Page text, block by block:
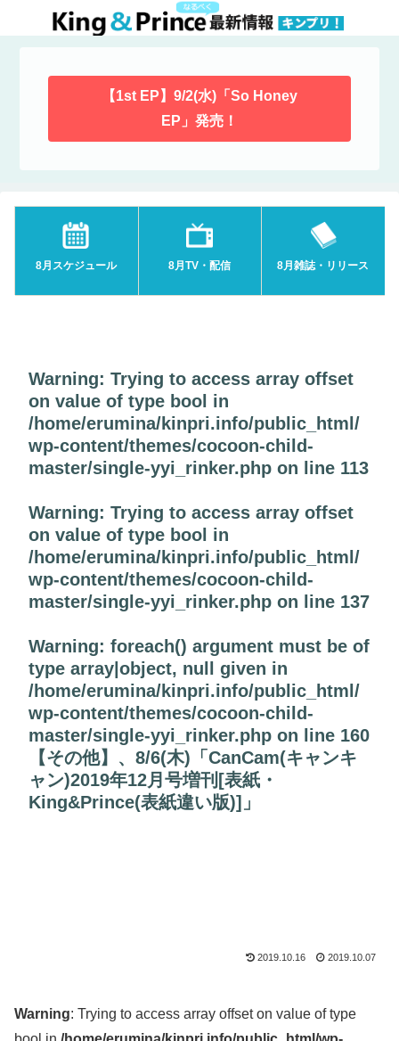
【1st EP】9/2(水)「So Honey
EP」発売！
8月スケジュール 8月TV・配信 8月雑誌・リリース
Warning: Trying to access array offset
on value of type bool in
/home/erumina/kinpri.info/public_html/
wp-content/themes/cocoon-child-
master/single-yyi_rinker.php on line 113
Warning: Trying to access array offset
on value of type bool in
/home/erumina/kinpri.info/public_html/
wp-content/themes/cocoon-child-
master/single-yyi_rinker.php on line 137
Warning: foreach() argument must be of
type array|object, null given in
/home/erumina/kinpri.info/public_html/
wp-content/themes/cocoon-child-
master/single-yyi_rinker.php on line 160
【その他】、8/6(木)「CanCam(キャンキ
ャン)2019年12月号増刊[表紙・
King&Prince(表紙違い版)]」
2019.10.16 2019.10.07
Warning: Trying to access array offset on value of type